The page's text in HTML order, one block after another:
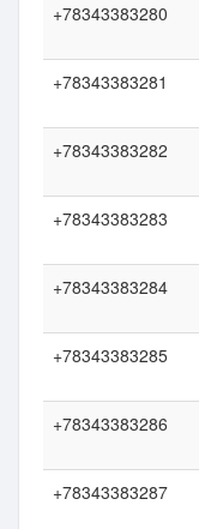
+78343383280
+78343383281
+78343383282
+78343383283
+78343383284
+78343383285
+78343383286
+78343383287